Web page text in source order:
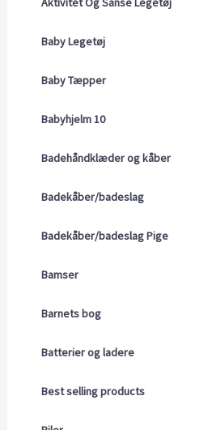
Baby Legetøj
Baby Tæpper
Babyhjelm 10
Badehåndklæder og kåber
Badekåber/badeslag
Badekåber/badeslag Pige
Bamser
Barnets bog
Batterier og ladere
Best selling products